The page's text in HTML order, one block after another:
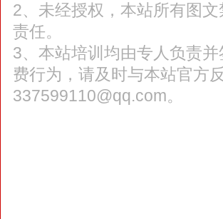
2、未经授权，本站所有图
责任。
3、本站培训均由专人负责
费行为，请及时与本站官方
337599110@qq.com。